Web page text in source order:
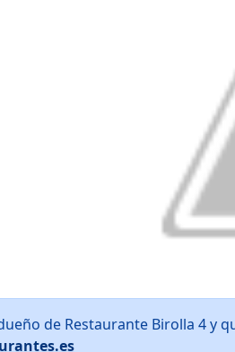
de Restaurante Birolla 4 y